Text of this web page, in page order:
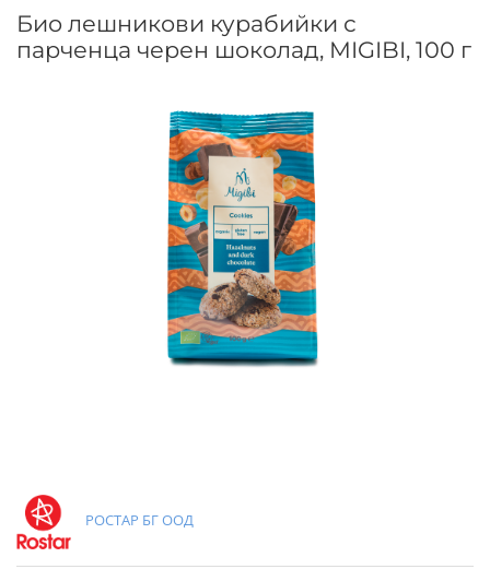
Био лешникови курабийки с
парченца черен шоколад, MIGIBI, 100 г
РОСТАР БГ ООД